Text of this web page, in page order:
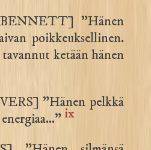
”Hänen
poikkeuksellinen.
ketään hänen
”Hänen pelkkä
ix